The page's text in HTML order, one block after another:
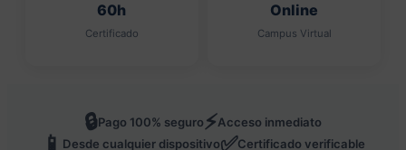
60h
Certificado
Online
Campus Virtual
🔒Pago 100% seguro⚡Acceso inmediato
📱 Desde cualquier dispositivo✅Certificado verificable